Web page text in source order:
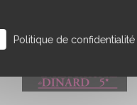
Politique de confidentialité